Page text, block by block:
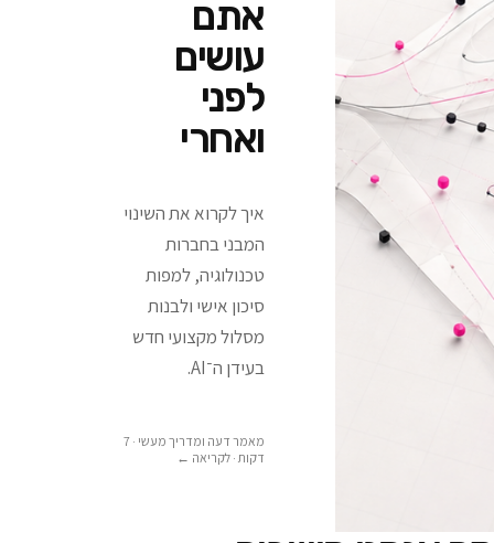
לפני
איך לקרוא את השינוי
המבני בחברות
טכנולוגיה, למפות
סיכון אישי ולבנות
מסלול מקצועי חדש
מאמר דעה ומדריך מעשי · 7